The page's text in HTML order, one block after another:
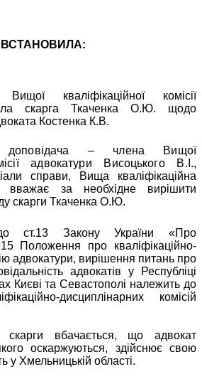
ВСТАНОВИЛА:
кваліфікаційної комісії
скарга Ткаченка О.Ю. щодо
Костенка К.В.
доповідача – члена Вищої
адвокатури Висоцького В.І.,
справи, Вища кваліфікаційна
вважає за необхідне вирішити
скарги Ткаченка О.Ю.
до ст.13 Закону України «Про
Положення про кваліфікаційно-
адвокатури, вирішення питань про
адвокатів у Республіці
Києві та Севастополі належить до
дисциплінарних комісій
скарги вбачається, що адвокат
оскаржуються, здійснює свою
у Хмельницькій області.